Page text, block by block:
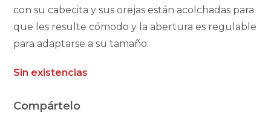
con su cabecita y sus orejas están acolchadas para
que les resulte cómodo y la abertura es regulable
para adaptarse a su tamaño.
Sin existencias
Compártelo